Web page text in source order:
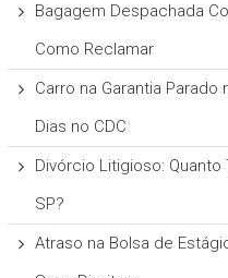
Bagagem Despachada
Como Reclamar
Carro na Garantia
Dias no CDC
Divórcio Litigioso:
SP?
Atraso na Bolsa de